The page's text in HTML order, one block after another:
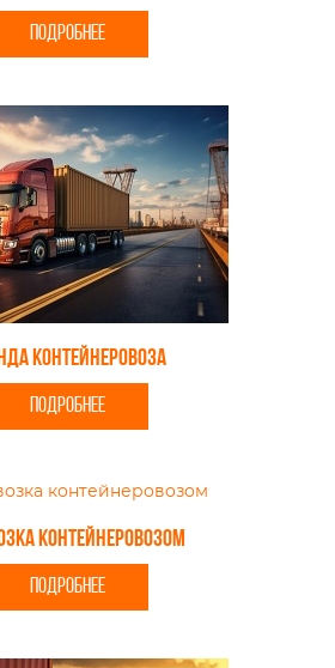
ПОДРОБНЕЕ
контейнеровоза
ПОДРОБНЕЕ
контейнеровозом
ПОДРОБНЕЕ